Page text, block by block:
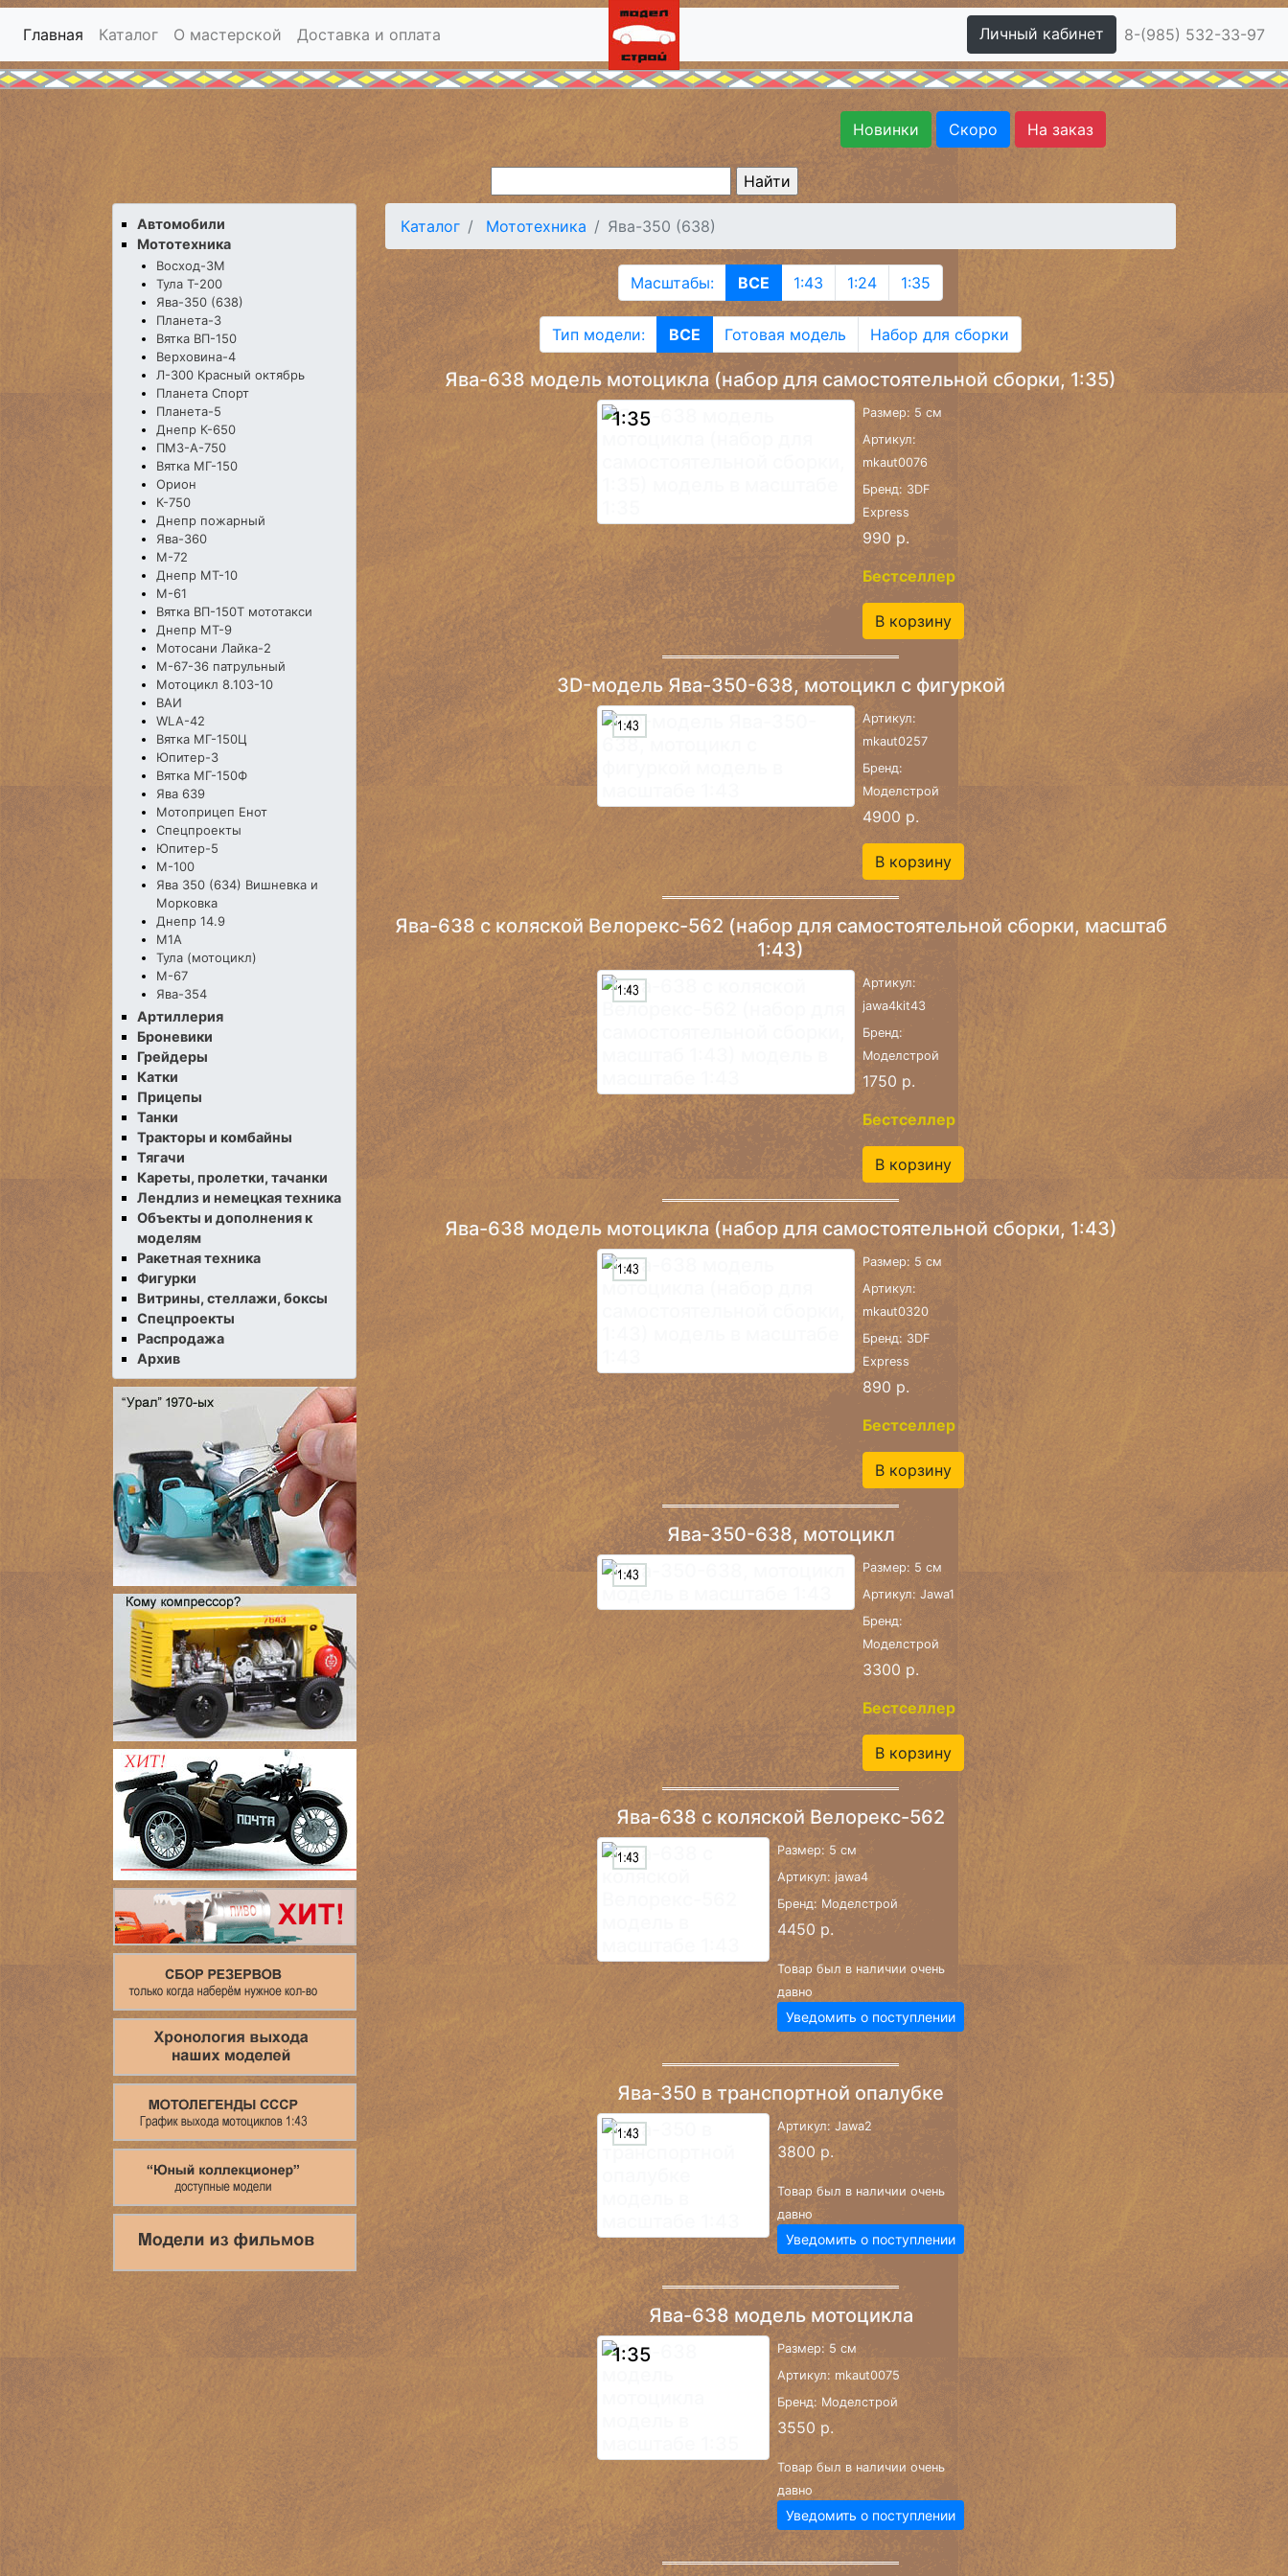
Главная Каталог О мастерской Доставка и оплата Личный кабинет 8-(985) 532-33-97
Новинки Скоро На заказ
Автомобили
Мототехника
Восход-3М
Тула Т-200
Ява-350 (638)
Планета-3
Вятка ВП-150
Верховина-4
Л-300 Красный октябрь
Планета Спорт
Планета-5
Днепр К-650
ПМЗ-А-750
Вятка МГ-150
Орион
К-750
Днепр пожарный
Ява-360
М-72
Днепр МТ-10
М-61
Вятка ВП-150Т мототакси
Днепр МТ-9
Мотосани Лайка-2
М-67-36 патрульный
Мотоцикл 8.103-10
ВАИ
WLA-42
Вятка МГ-150Ц
Юпитер-3
Вятка МГ-150Ф
Ява 639
Мотоприцеп Енот
Спецпроекты
Юпитер-5
М-100
Ява 350 (634) Вишневка и
Морковка
Днепр 14.9
М1А
Тула (мотоцикл)
М-67
Ява-354
Артиллерия
Броневики
Грейдеры
Катки
Прицепы
Танки
Тракторы и комбайны
Тягачи
Кареты, пролетки, тачанки
Лендлиз и немецкая техника
Объекты и дополнения к
моделям
Ракетная техника
Фигурки
Витрины, стеллажи, боксы
Спецпроекты
Распродажа
Архив
Каталог Мототехника Ява-350 (638)
Масштабы: ВСЕ 1:43 1:24 1:35
Тип модели: ВСЕ Готовая модель Набор для сборки
Ява-638 модель мотоцикла (набор для самостоятельной сборки, 1:35)
1:35
Размер: 5 см
Артикул:
mkaut0076
Бренд: 3DF
Express
990 р.
Бестселлер
В корзину
3D-модель Ява-350-638, мотоцикл с фигуркой
Артикул:
mkaut0257
Бренд:
Моделстрой
4900 р.
В корзину
Ява-638 с коляской Велорекс-562 (набор для самостоятельной сборки, масштаб
1:43)
Артикул:
jawa4kit43
Бренд:
Моделстрой
1750 р.
Бестселлер
В корзину
Ява-638 модель мотоцикла (набор для самостоятельной сборки, 1:43)
Размер: 5 см
Артикул:
mkaut0320
Бренд: 3DF
Express
890 р.
Бестселлер
В корзину
Ява-350-638, мотоцикл
Размер: 5 см
Артикул: Jawa1
Бренд:
Моделстрой
3300 р.
Бестселлер
В корзину
Ява-638 с коляской Велорекс-562
Размер: 5 см
Артикул: jawa4
Бренд: Моделстрой
4450 р.
Товар был в наличии очень
давно
Уведомить о поступлении
Ява-350 в транспортной опалубке
Артикул: Jawa2
3800 р.
Товар был в наличии очень
давно
Уведомить о поступлении
Ява-638 модель мотоцикла
1:35
Размер: 5 см
Артикул: mkaut0075
Бренд: Моделстрой
3550 р.
Товар был в наличии очень
давно
Уведомить о поступлении